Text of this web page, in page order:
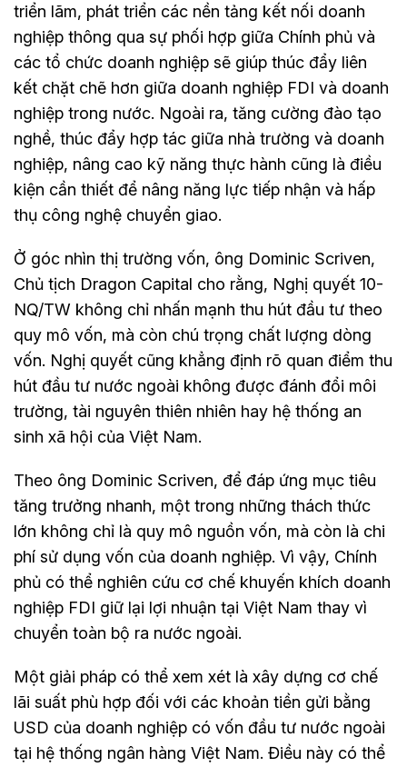
triển lãm, phát triển các nền tảng kết nối doanh
nghiệp thông qua sự phối hợp giữa Chính phủ và
các tổ chức doanh nghiệp sẽ giúp thúc đẩy liên
kết chặt chẽ hơn giữa doanh nghiệp FDI và doanh
nghiệp trong nước. Ngoài ra, tăng cường đào tạo
nghề, thúc đẩy hợp tác giữa nhà trường và doanh
nghiệp, nâng cao kỹ năng thực hành cũng là điều
kiện cần thiết để nâng năng lực tiếp nhận và hấp
thụ công nghệ chuyển giao.
Ở góc nhìn thị trường vốn, ông Dominic Scriven,
Chủ tịch Dragon Capital cho rằng, Nghị quyết 10-
NQ/TW không chỉ nhấn mạnh thu hút đầu tư theo
quy mô vốn, mà còn chú trọng chất lượng dòng
vốn. Nghị quyết cũng khẳng định rõ quan điểm thu
hút đầu tư nước ngoài không được đánh đổi môi
trường, tài nguyên thiên nhiên hay hệ thống an
sinh xã hội của Việt Nam.
Theo ông Dominic Scriven, để đáp ứng mục tiêu
tăng trưởng nhanh, một trong những thách thức
lớn không chỉ là quy mô nguồn vốn, mà còn là chi
phí sử dụng vốn của doanh nghiệp. Vì vậy, Chính
phủ có thể nghiên cứu cơ chế khuyến khích doanh
nghiệp FDI giữ lại lợi nhuận tại Việt Nam thay vì
chuyển toàn bộ ra nước ngoài.
Một giải pháp có thể xem xét là xây dựng cơ chế
lãi suất phù hợp đối với các khoản tiền gửi bằng
USD của doanh nghiệp có vốn đầu tư nước ngoài
tại hệ thống ngân hàng Việt Nam. Điều này có thể